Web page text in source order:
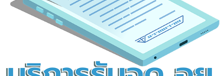
ลูกค้าของเราทั้งหมด